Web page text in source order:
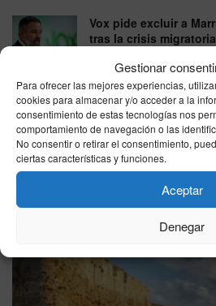
Gestionar
Para ofrecer las mejores experiencias,
cookies para almacenar y/o acceder a la
consentimiento de estas tecnologías nos
comportamiento de navegación o las
No consentir o retirar el consentimiento,
ciertas características y funciones.
Aceptar
Denegar
Vox pide excluir a
tras la crisis
VER MÁS
Última hora